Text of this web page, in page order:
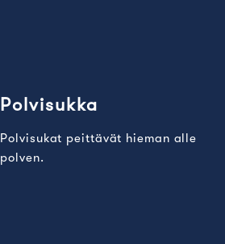
Polvisukka
Polvisukat peittävät hieman alle
polven.